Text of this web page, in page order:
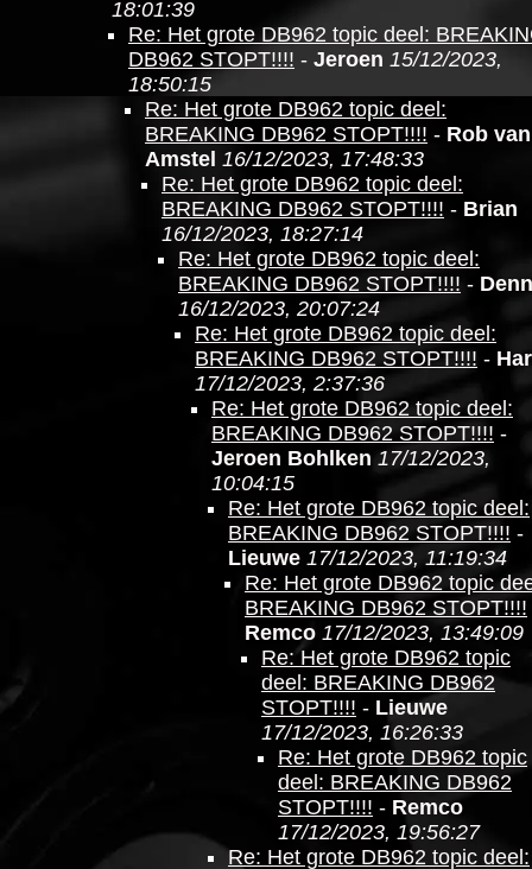
18:01:39
Re: Het grote DB962 topic deel:
DB962 STOPT!!!! - Jeroen 15/12/2023,
18:50:15
Re: Het grote DB962 topic deel:
BREAKING DB962 STOPT!!!! - Rob van
Amstel 16/12/2023, 17:48:33
Re: Het grote DB962 topic deel:
BREAKING DB962 STOPT!!!! - Brian
16/12/2023, 18:27:14
Re: Het grote DB962 topic deel:
BREAKING DB962 STOPT!!!! -
16/12/2023, 20:07:24
Re: Het grote DB962 topic deel:
BREAKING DB962 STOPT!!!! -
17/12/2023, 2:37:36
Re: Het grote DB962 topic deel:
BREAKING DB962 STOPT!!!! -
Jeroen Bohlken 17/12/2023,
10:04:15
Re: Het grote DB962 topic deel:
BREAKING DB962 STOPT!!!! -
Lieuwe 17/12/2023, 11:19:34
Re: Het grote DB962 topic
BREAKING DB962 STOPT!!!!
Remco 17/12/2023, 13:49:09
Re: Het grote DB962 topic
deel: BREAKING DB962
STOPT!!!! - Lieuwe
17/12/2023, 16:26:33
Re: Het grote DB962 topic
deel: BREAKING DB962
STOPT!!!! - Remco
17/12/2023, 19:56:27
Re: Het grote DB962 topic deel: